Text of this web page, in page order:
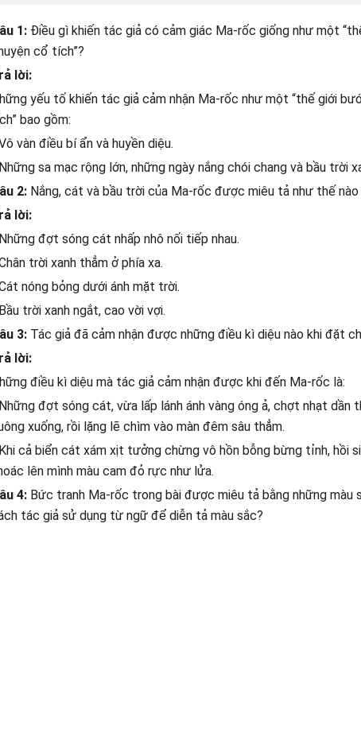
1: Điều gì khiến tác giả có cảm giác Ma-rốc giống như một
cổ tích”?
lời:
yếu tố khiến tác giả cảm nhận Ma-rốc như một “thế giới
bao gồm:
vàn điều bí ẩn và huyền diệu.
sa mạc rộng lớn, những ngày nắng chói chang và bầu trời
2: Nắng, cát và bầu trời của Ma-rốc được miêu tả như thế
lời:
đợt sóng cát nhấp nhô nối tiếp nhau.
trời xanh thẳm ở phía xa.
nóng bỏng dưới ánh mặt trời.
trời xanh ngắt, cao vời vợi.
3: Tác giả đã cảm nhận được những điều kì diệu nào khi đặt
lời:
điều kì diệu mà tác giả cảm nhận được khi đến Ma-rốc là:
đợt sóng cát, vừa lấp lánh ánh vàng óng ả, chợt nhạt dần
xuống, rồi lặng lẽ chìm vào màn đêm sâu thẳm.
cả biển cát xám xịt tưởng chừng vô hồn bỗng bừng tỉnh, hồi
lên mình màu cam đỏ rực như lửa.
4: Bức tranh Ma-rốc trong bài được miêu tả bằng những màu
tác giả sử dụng từ ngữ để diễn tả màu sắc?